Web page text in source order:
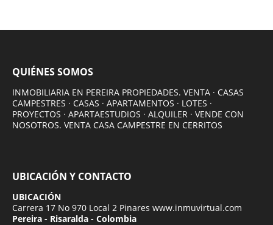
QUIÉNES SOMOS
INMOBILIARIA EN PEREIRA PROPIEDADES. VENTA · CASAS
CAMPESTRES · CASAS · APARTAMENTOS · LOTES ·
PROYECTOS · APARTAESTUDIOS · ALQUILER · VENDE CON
NOSOTROS. VENTA CASA CAMPESTRE EN CERRITOS
UBICACIÓN Y CONTACTO
UBICACIÓN
Carrera 17 No 970 Local 2 Pinares www.inmuvirtual.com
Pereira - Risaralda - Colombia